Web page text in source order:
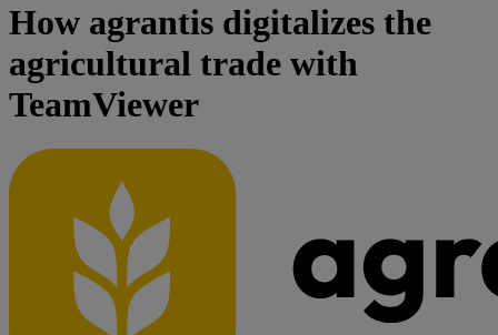
How agrantis digitalizes the
agricultural trade with
TeamViewer